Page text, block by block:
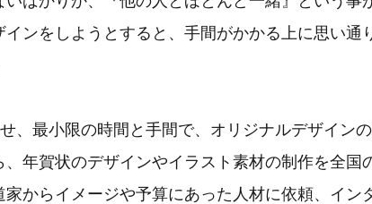
ンをしようとすると、手間がかかる上に思い通
、最小限の時間と手間で、オリジナルデザインの
、年賀状のデザインやイラスト素材の制作を全国
からイメージや予算にあった人材に依頼、イン